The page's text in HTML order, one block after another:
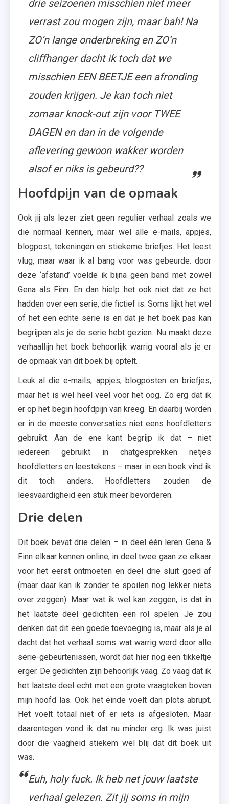
drie seizoenen misschien niet meer
verrast zou mogen zijn, maar bah! Na
ZO’n lange onderbreking en ZO’n
cliffhanger dacht ik toch dat we
misschien EEN BEETJE een afronding
zouden krijgen. Je kan toch niet
zomaar knock-out zijn voor TWEE
DAGEN en dan in de volgende
aflevering gewoon wakker worden
alsof er niks is gebeurd??
Hoofdpijn van de opmaak
Ook jij als lezer ziet geen regulier verhaal zoals we
die normaal kennen, maar wel alle e-mails, appjes,
blogpost, tekeningen en stiekeme briefjes. Het leest
vlug, maar waar ik al bang voor was gebeurde: door
deze ‘afstand’ voelde ik bijna geen band met zowel
Gena als Finn. En dan hielp het ook niet dat ze het
hadden over een serie, die fictief is. Soms lijkt het wel
of het een echte serie is en dat je het boek pas kan
begrijpen als je de serie hebt gezien. Nu maakt deze
verhaallijn het boek behoorlijk warrig vooral als je er
de opmaak van dit boek bij optelt.
Leuk al die e-mails, appjes, blogposten en briefjes,
maar het is wel heel veel voor het oog. Zo erg dat ik
er op het begin hoofdpijn van kreeg. En daarbij worden
er in de meeste conversaties niet eens hoofdletters
gebruikt. Aan de ene kant begrijp ik dat – niet
iedereen gebruikt in chatgesprekken netjes
hoofdletters en leestekens – maar in een boek vind ik
dit toch anders. Hoofdletters zouden de
leesvaardigheid een stuk meer bevorderen.
Drie delen
Dit boek bevat drie delen – in deel één leren Gena &
Finn elkaar kennen online, in deel twee gaan ze elkaar
voor het eerst ontmoeten en deel drie sluit goed af
(maar daar kan ik zonder te spoilen nog lekker niets
over zeggen). Maar wat ik wel kan zeggen, is dat in
het laatste deel gedichten een rol spelen. Je zou
denken dat dit een goede toevoeging is, maar als je al
dacht dat het verhaal soms wat warrig werd door alle
serie-gebeurtenissen, wordt dat hier nog een tikkeltje
erger. De gedichten zijn behoorlijk vaag. Zo vaag dat ik
het laatste deel echt met een grote vraagteken boven
mijn hoofd las. Ook het einde voelt dan plots abrupt.
Het voelt totaal niet of er iets is afgesloten. Maar
daarentegen vond ik dat nu minder erg. Ik was juist
door die vaagheid stiekem wel blij dat dit boek uit
was.
Euh, holy fuck. Ik heb net jouw laatste
verhaal gelezen. Zit jij soms in mijn